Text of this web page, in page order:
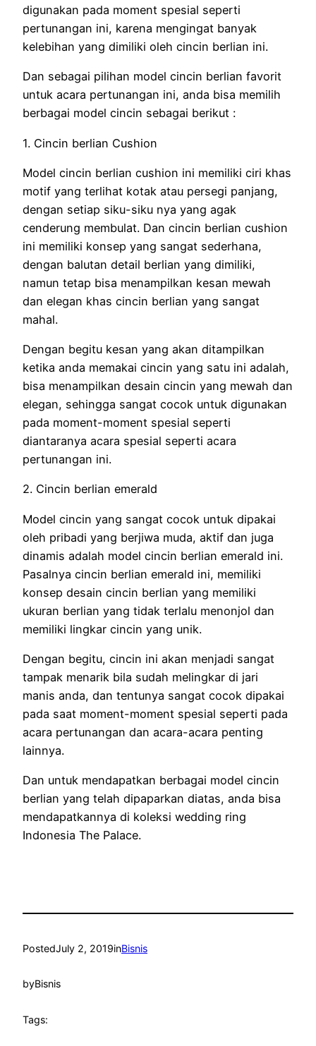
digunakan pada moment spesial seperti
pertunangan ini, karena mengingat banyak
kelebihan yang dimiliki oleh cincin berlian ini.
Dan sebagai pilihan model cincin berlian favorit
untuk acara pertunangan ini, anda bisa memilih
berbagai model cincin sebagai berikut :
1. Cincin berlian Cushion
Model cincin berlian cushion ini memiliki ciri khas
motif yang terlihat kotak atau persegi panjang,
dengan setiap siku-siku nya yang agak
cenderung membulat. Dan cincin berlian cushion
ini memiliki konsep yang sangat sederhana,
dengan balutan detail berlian yang dimiliki,
namun tetap bisa menampilkan kesan mewah
dan elegan khas cincin berlian yang sangat
mahal.
Dengan begitu kesan yang akan ditampilkan
ketika anda memakai cincin yang satu ini adalah,
bisa menampilkan desain cincin yang mewah dan
elegan, sehingga sangat cocok untuk digunakan
pada moment-moment spesial seperti
diantaranya acara spesial seperti acara
pertunangan ini.
2. Cincin berlian emerald
Model cincin yang sangat cocok untuk dipakai
oleh pribadi yang berjiwa muda, aktif dan juga
dinamis adalah model cincin berlian emerald ini.
Pasalnya cincin berlian emerald ini, memiliki
konsep desain cincin berlian yang memiliki
ukuran berlian yang tidak terlalu menonjol dan
memiliki lingkar cincin yang unik.
Dengan begitu, cincin ini akan menjadi sangat
tampak menarik bila sudah melingkar di jari
manis anda, dan tentunya sangat cocok dipakai
pada saat moment-moment spesial seperti pada
acara pertunangan dan acara-acara penting
lainnya.
Dan untuk mendapatkan berbagai model cincin
berlian yang telah dipaparkan diatas, anda bisa
mendapatkannya di koleksi wedding ring
Indonesia The Palace.
PostedJuly 2, 2019inBisnis
byBisnis
Tags: